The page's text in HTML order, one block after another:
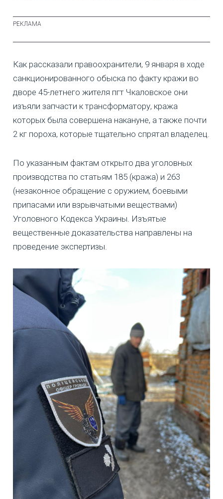
Как рассказали правоохранители, 9 января в ходе
санкционированного обыска по факту кражи во
дворе 45-летнего жителя пгт Чкаловское они
изъяли запчасти к трансформатору, кража
которых была совершена накануне, а также почти
2 кг пороха, которые тщательно спрятал владелец.
По указанным фактам открыто два уголовных
производства по статьям 185 (кража) и 263
(незаконное обращение с оружием, боевыми
припасами или взрывчатыми веществами)
Уголовного Кодекса Украины. Изъятые
вещественные доказательства направлены на
проведение экспертизы.